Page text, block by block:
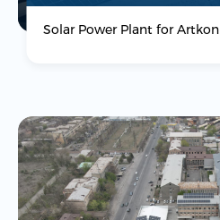
Solar Power Plant for Artkon